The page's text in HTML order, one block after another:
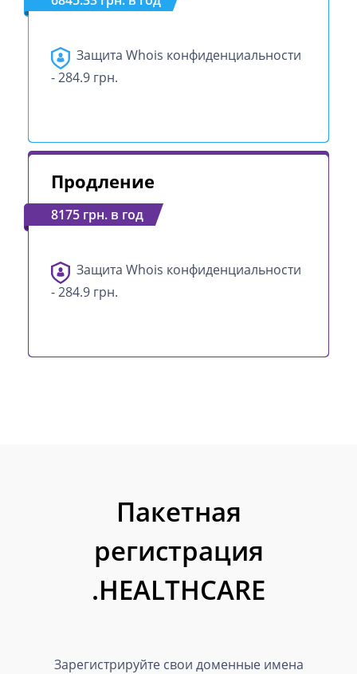
Защита Whois конфиденциальности
- 284.9 грн.
Продление
8175 грн. в год
Защита Whois конфиденциальности
- 284.9 грн.
Пакетная
регистрация
.HEALTHCARE
Зарегистрируйте свои доменные имена